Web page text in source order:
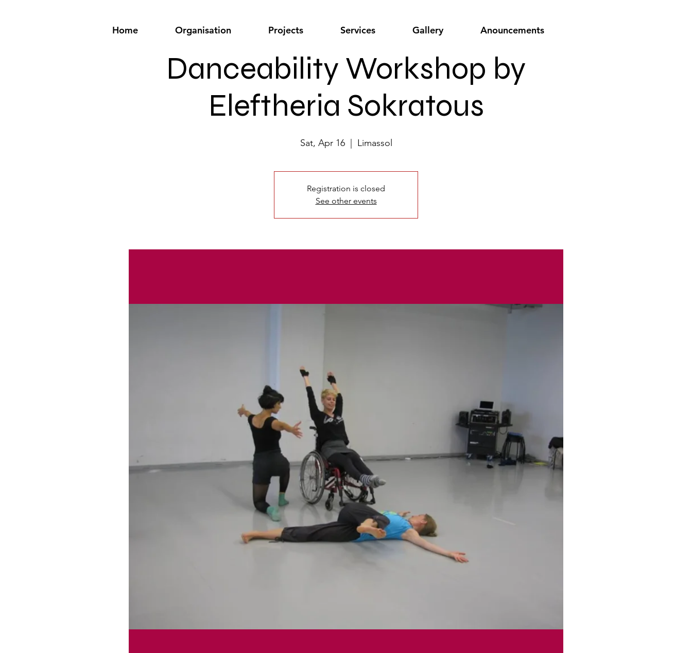
Home Organisation Projects Services Gallery Anouncements
Danceability Workshop by
Eleftheria Sokratous
Sat, Apr 16
  |
Limassol
Registration is closed
See other events